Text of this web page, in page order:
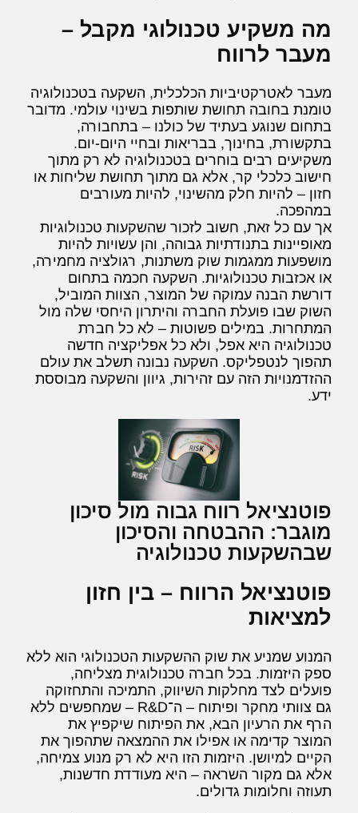
מה משקיע טכנולוגי מקבל –
מעבר לרווח
מעבר לאטרקטיביות הכלכלית, השקעה בטכנולוגיה
טומנת בחובה תחושת שותפות בשינוי עולמי. מדובר
בתחום שנוגע בעתיד של כולנו – בתחבורה,
בתקשורת, בחינוך, בבריאות ובחיי היום-יום.
משקיעים רבים בוחרים בטכנולוגיה לא רק מתוך
חישוב כלכלי קר, אלא גם מתוך תחושת שליחות או
חזון – להיות חלק מהשינוי, להיות מעורבים
במהפכה.
אך עם כל זאת, חשוב לזכור שהשקעות טכנולוגיות
מאופיינות בתנודתיות גבוהה, והן עשויות להיות
מושפעות ממגמות שוק משתנות, רגולציה מחמירה,
או אכזבות טכנולוגיות. השקעה חכמה בתחום
דורשת הבנה עמוקה של המוצר, הצוות המוביל,
השוק שבו פועלת החברה והיתרון היחסי שלה מול
המתחרות. במילים פשוטות – לא כל חברת
טכנולוגיה היא אפל, ולא כל אפליקציה חדשה
תהפוך לנטפליקס. השקעה נבונה תשלב את עולם
ההזדמנויות הזה עם זהירות, גיוון והשקעה מבוססת
ידע.
פוטנציאל רווח גבוה מול סיכון
מוגבר: ההבטחה והסיכון
שבהשקעות טכנולוגיה
פוטנציאל הרווח – בין חזון
למציאות
המנוע שמניע את שוק ההשקעות הטכנולוגי הוא ללא
ספק היזמות. בכל חברה טכנולוגית מצליחה,
פועלים לצד מחלקות השיווק, התמיכה והתחזוקה
גם צוותי מחקר ופיתוח – ה־R&D – שמחפשים ללא
הרף את הרעיון הבא, את הפיתוח שיקפיץ את
המוצר קדימה או אפילו את ההמצאה שתהפוך את
הקיים למיושן. היזמות הזו היא לא רק מנוע צמיחה,
אלא גם מקור השראה – היא מעודדת חדשנות,
תעוזה וחלומות גדולים.